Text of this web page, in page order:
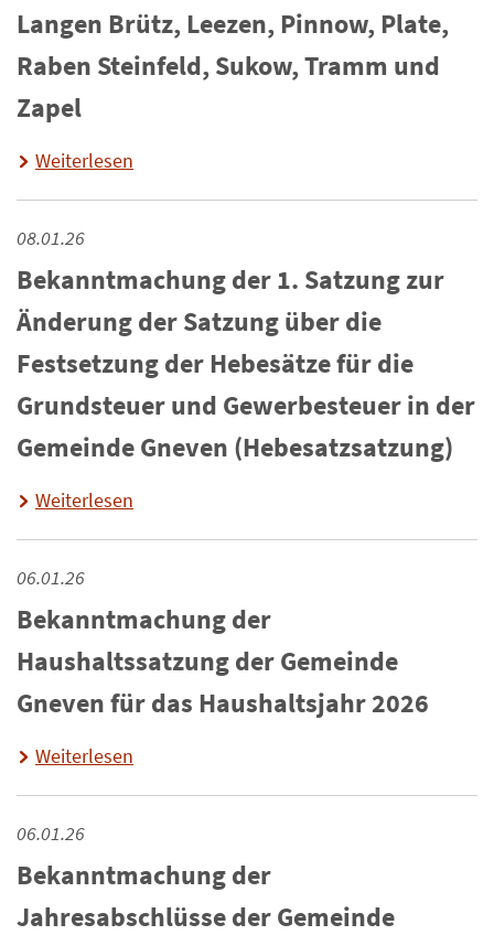
Langen Brütz, Leezen, Pinnow, Plate,
Raben Steinfeld, Sukow, Tramm und
Zapel
Weiterlesen
08.01.26
Bekanntmachung der 1. Satzung zur
Änderung der Satzung über die
Festsetzung der Hebesätze für die
Grundsteuer und Gewerbesteuer in der
Gemeinde Gneven (Hebesatzsatzung)
Weiterlesen
06.01.26
Bekanntmachung der
Haushaltssatzung der Gemeinde
Gneven für das Haushaltsjahr 2026
Weiterlesen
06.01.26
Bekanntmachung der
Jahresabschlüsse der Gemeinde